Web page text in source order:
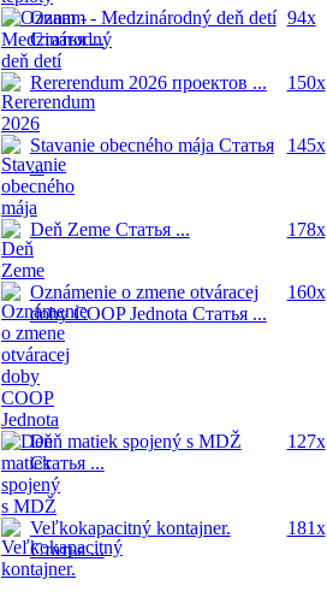
Oznam - Medzinárodný deň detí
Статья ...
94x
Rererendum 2026 проектов ... 150x
Stavanie obecného mája Статья
...
145x
Deň Zeme Статья ... 178x
Oznámenie o zmene otváracej
doby COOP Jednota Статья ...
160x
Deň matiek spojený s MDŽ
Статья ...
127x
Veľkokapacitný kontajner.
Статья ...
181x